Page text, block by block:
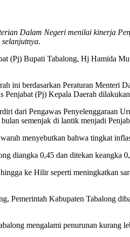
Dalam Negeri menilai kinerja
.
(Pj) Bupati Tabalong, Hj Hamida
ini berdasarkan Peraturan Menteri
Penjabat (Pj) Kepala Daerah
dari Pengawas Penyelenggaraan
semenjak di lantik menjadi
menyebutkan bahwa tingkat
diangka 0,45 dan ditekan keangka
ke Hilir seperti meningkatkan
Pemerintah Kabupaten Tabalong
mengalami penurunan kurang